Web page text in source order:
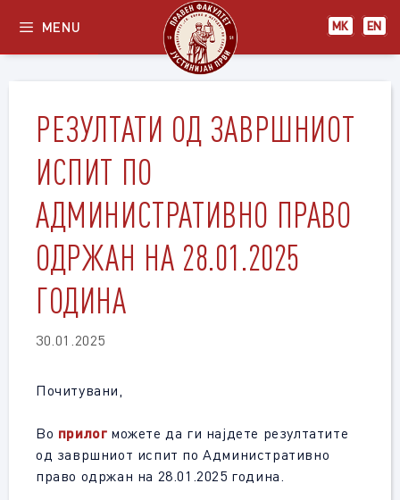
content
МК EN
MENU
РЕЗУЛТАТИ ОД ЗАВРШНИОТ
ИСПИТ ПО
АДМИНИСТРАТИВНО ПРАВО
ОДРЖАН НА 28.01.2025
ГОДИНА
30.01.2025
Почитувани,
Во прилогможете да ги најдете резултатите
од завршниот испит по Административно
право одржан на 28.01.2025 година.